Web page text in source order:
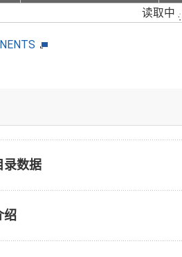
读取中
录数据
绍